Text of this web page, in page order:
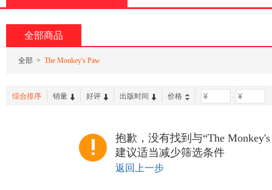
全部商品
全部 > The Monkey's Paw
综合排序 销量 好评 出版时间 价格 -
抱歉，没有找到与“The
建议适当减少筛选条件
返回上一步
页
加